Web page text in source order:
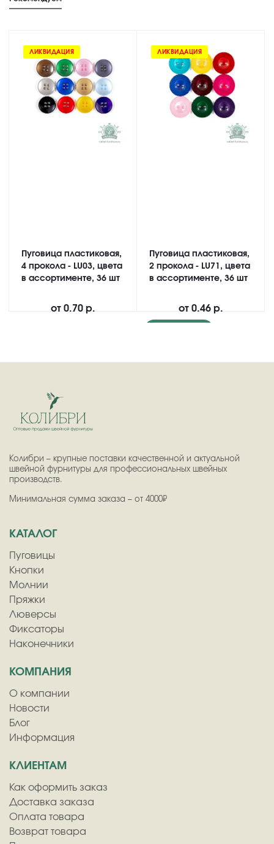
ЛИКВИДАЦИЯ
Пуговица пластиковая,
4 прокола - LU03, цвета
в ассортименте, 36 шт
от 0.70 р.
ЛИКВИДАЦИЯ
Пуговица пластиковая,
2 прокола - LU71, цвета
в ассортименте, 36 шт
от 0.46 р.
Колибри – крупные поставки качественной и актуальной
швейной фурнитуры для профессиональных швейных
производств.
Минимальная сумма заказа – от 4000₽
КАТАЛОГ
Пуговицы
Кнопки
Молнии
Пряжки
Люверсы
Фиксаторы
Наконечники
КОМПАНИЯ
О компании
Новости
Блог
Информация
КЛИЕНТАМ
Как оформить заказ
Доставка заказа
Оплата товара
Возврат товара